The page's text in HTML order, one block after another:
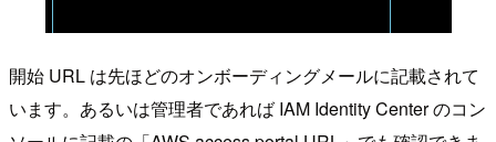
開始 URL は先ほどのオンボーディングメールに記載されて
います。あるいは管理者であれば IAM Identity Center のコン